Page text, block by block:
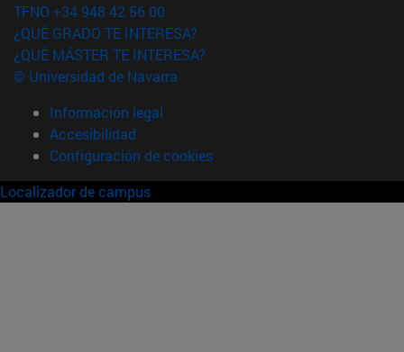
TFNO +34 948 42 56 00
¿QUÉ GRADO TE INTERESA?
¿QUÉ MÁSTER TE INTERESA?
© Universidad de Navarra
Información legal
Accesibilidad
Configuración de cookies
Localizador de campus